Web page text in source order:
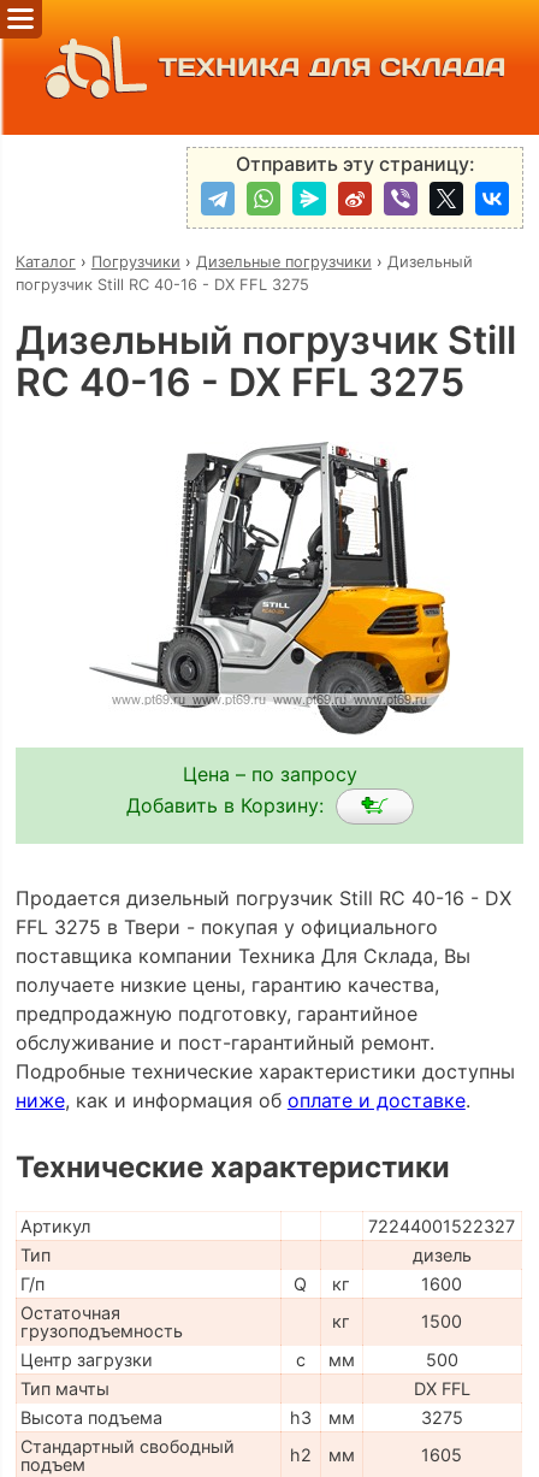
ТЕХНИКА ДЛЯ СКЛАДА
Отправить эту страницу:
Каталог› Погрузчики › Дизельные погрузчики › Дизельный
погрузчик Still RC 40-16 - DX FFL 3275
Дизельный погрузчик Still
RC 40-16 - DX FFL 3275
Цена – по запросу
Добавить в Корзину:
Продается дизельный погрузчик Still RC 40-16 - DX
FFL 3275 в Твери - покупая у официального
поставщика компании Техника Для Склада, Вы
получаете низкие цены, гарантию качества,
предпродажную подготовку, гарантийное
обслуживание и пост-гарантийный ремонт.
Подробные технические характеристики доступны
ниже, как и информация об оплате и доставке.
Технические характеристики
Артикул
72244001522327
Тип
дизель
Г/п
Q кг
1600
Остаточная
грузоподъемность
кг
1500
Центр загрузки
c мм
500
Тип мачты
DX FFL
Высота подъема
h3 мм
3275
Стандартный свободный
подъем
h2 мм
1605